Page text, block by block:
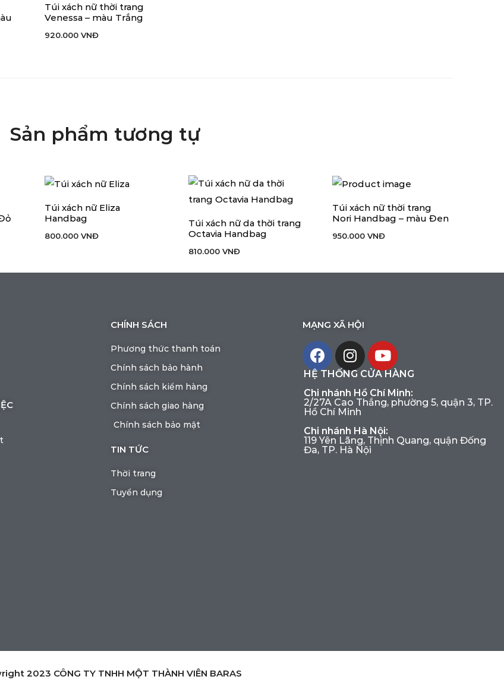
THÊM VÀO GIỎ HÀNG
Túi xách nữ thời trang
Venessa – màu Trắng
920.000 VNĐ
Sản phẩm tương tự
THÊM VÀO GIỎ HÀNG
Túi xách nữ Eliza
Handbag
800.000 VNĐ
THÊM VÀO GIỎ HÀNG
Túi xách nữ da thời trang
Octavia Handbag
810.000 VNĐ
THÊM VÀO GIỎ HÀNG
Túi xách nữ thời trang
Nori Handbag – màu Đen
950.000 VNĐ
CHÍNH SÁCH
Phương thức thanh toán
Chính sách bảo hành
Chính sách kiểm hàng
Chính sách giao hàng
Chính sách bảo mật
TIN TỨC
Thời trang
Tuyển dụng
MẠNG XÃ HỘI
HỆ THỐNG CỬA HÀNG
Chi nhánh Hồ Chí Minh:
2/27A Cao Thắng, phường 5, quận 3, TP.
Hồ Chí Minh
Chi nhánh Hà Nội:
119 Yên Lãng, Thịnh Quang, quận Đống
Đa, TP. Hà Nội
2023 CÔNG TY TNHH MỘT THÀNH VIÊN BARAS